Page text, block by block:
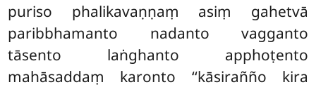
puriso phalikavaṇṇaṃ asiṃ gahetvā
paribbhamanto nadanto vagganto
tāsento laṅghanto apphoṭento
mahāsaddaṃ karonto ‘‘kāsirañño kira